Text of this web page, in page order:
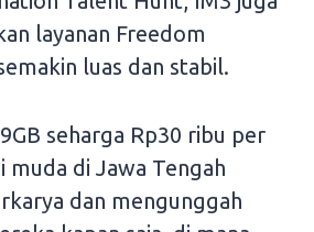
layanan Freedom
luas dan stabil.
seharga Rp30 ribu per
muda di Jawa Tengah
dan mengunggah